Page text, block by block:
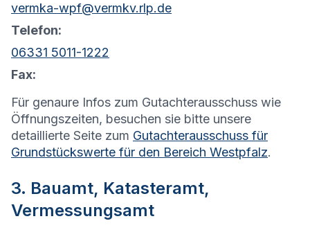
vermka-wpf@vermkv.rlp.de
Telefon:
06331 5011-1222
Fax:
Für genaure Infos zum Gutachterausschuss wie
Öffnungszeiten, besuchen sie bitte unsere
detaillierte Seite zum Gutachterausschuss für
Grundstückswerte für den Bereich Westpfalz.
3. Bauamt, Katasteramt,
Vermessungsamt